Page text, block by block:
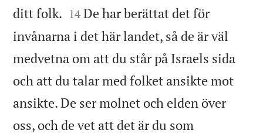
ditt folk. 

14 De har berättat det för
invånarna i det här landet, så de är väl
medvetna om att du står på Israels sida
och att du talar med folket ansikte mot
ansikte. De ser molnet och elden över
oss, och de vet att det är du som